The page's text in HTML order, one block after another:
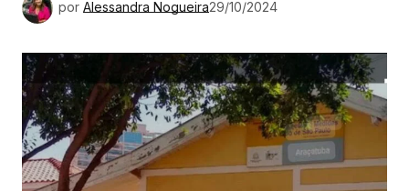
por Alessandra Nogueira29/10/2024